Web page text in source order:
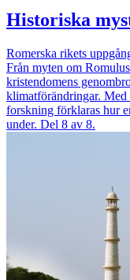
Historiska
Romerska rikets
Från myten om
kristendomens
klimatförändringar.
forskning förklaras hur
under. Del 8 av 8.